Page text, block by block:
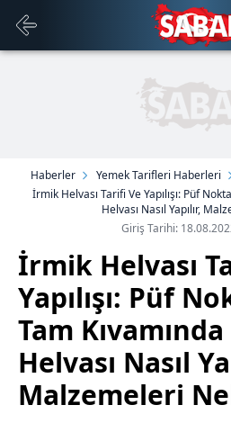
Haberler Yemek Tarifleri Haberleri
İrmik Helvası Tarifi Ve Yapılışı: Püf
Helvası Nasıl Yapılır,
Giriş Tarihi:
İrmik Helvası
Yapılışı: Püf
Tam
Helvası Nasıl
Malzemeleri